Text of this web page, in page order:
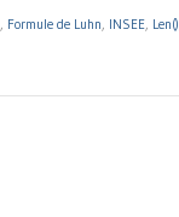
Formule de Luhn INSEE Len()